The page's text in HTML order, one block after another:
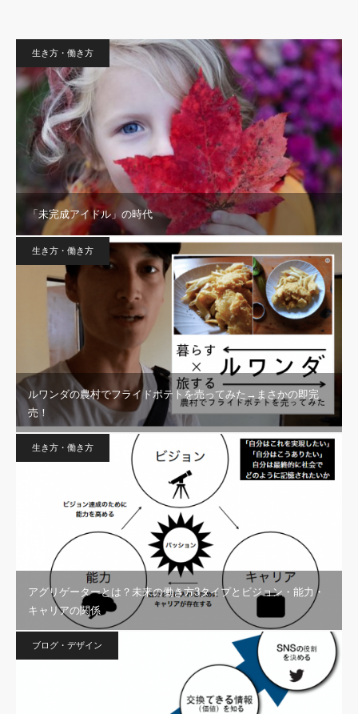
生き方・働き方
「未完成アイドル」の時代
生き方・働き方
ルワンダの農村でフライドポテトを売ってみた→まさかの即完
売！
生き方・働き方
アグリゲーターとは？未来の働き方3タイプとビジョン・能力・
キャリアの関係
ブログ・デザイン